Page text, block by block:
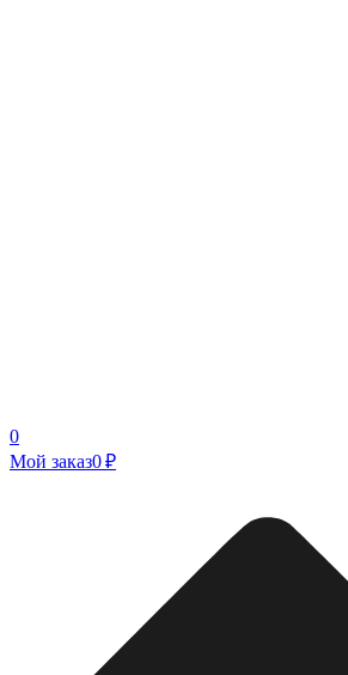
0
Мой заказ0 ₽